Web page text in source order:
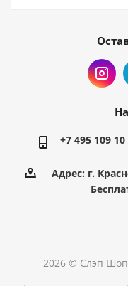
+7 495 109 10
Адрес: г.
2026 © Слэп